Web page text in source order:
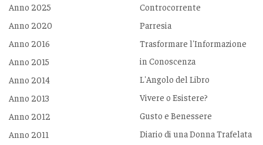
Anno 2025
Anno 2020
Anno 2016
Anno 2015
Anno 2014
Anno 2013
Anno 2012
Anno 2011
Controcorrente
Parresia
Trasformare l'Informazione
in Conoscenza
L'Angolo del Libro
Vivere o Esistere?
Gusto e Benessere
Diario di una Donna Trafelata